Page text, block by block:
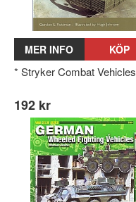
MER INFO KÖP
* Stryker Combat Vehicles
192 kr